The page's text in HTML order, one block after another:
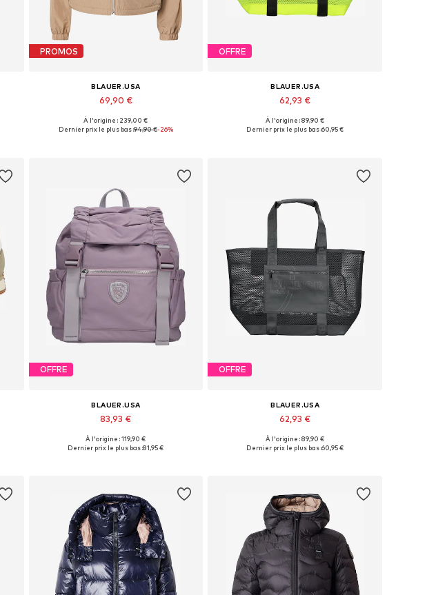
PROMOS
BLAUER.USA
69,90 €
Tailles disponibles: XS
À l'origine : 239,00 €
Dernier prix le plus bas :94,90 €-26%
OFFRE
BLAUER.USA
62,93 €
Tailles disponibles: One Size
À l'origine : 89,90 €
Dernier prix le plus bas :60,95 €
OFFRE
BLAUER.USA
83,93 €
Tailles disponibles: One Size
À l'origine : 119,90 €
Dernier prix le plus bas :81,95 €
OFFRE
BLAUER.USA
62,93 €
Tailles disponibles: One Size
À l'origine : 89,90 €
Dernier prix le plus bas :60,95 €